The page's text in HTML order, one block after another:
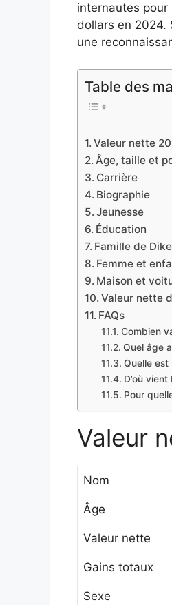
internautes
dollars en 2024.
une
Table des
Valeur nette
Âge, taille et
Carrière
Biographie
Jeunesse
Éducation
Famille de
Femme et
Maison et
Valeur nette
FAQs
Combien
Quel âge
Quelle est
D’où
Pour
Valeur
Nom
Âge
Valeur nette
Gains totaux
Sexe